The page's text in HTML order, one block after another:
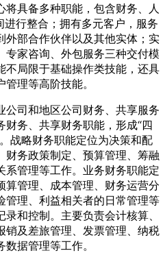
具备多种职能，包含财务、人
行整合；拥有多元客户，服务
外部合作伙伴以及其他实体；实
专家咨询、外包服务三种交付模
不局限于基础操作类技能，还具
理等高阶技能。
公司和地区公司财务、共享服务
务、共享财务职能，形成“四
战略财务职能定位为决策和配
财务政策制定、预算管理、筹融
系管理等工作。业务财务职能定
算管理、成本管理、财务运营分
管理、利益相关者的日常管理等
和控制。主要负责会计核算、
销及差旅管理、发票管理、纳税
据管理等工作。